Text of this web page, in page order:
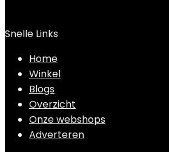
Snelle Links
Home
Winkel
Blogs
Overzicht
Onze webshops
Adverteren